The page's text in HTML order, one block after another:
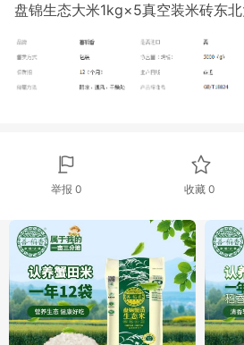
盘锦生态大米1kg×5真空装米砖东
举报 0 收藏 0